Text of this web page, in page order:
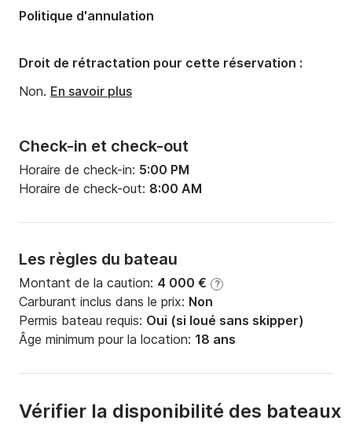
Longueur:13m
Check-in et check-out
Horaire de check-in: 5:00 PM
Horaire de check-out: 8:00 AM
Les règles du bateau
Montant de la caution: 4 000 € ?
Carburant inclus dans le prix: Non
Permis bateau requis: Oui (si loué sans skipper)
Âge minimum pour la location: 18 ans
Politique d'annulation
Droit de rétractation pour cette réservation :
Non. En savoir plus
Vérifier la disponibilité des bateaux